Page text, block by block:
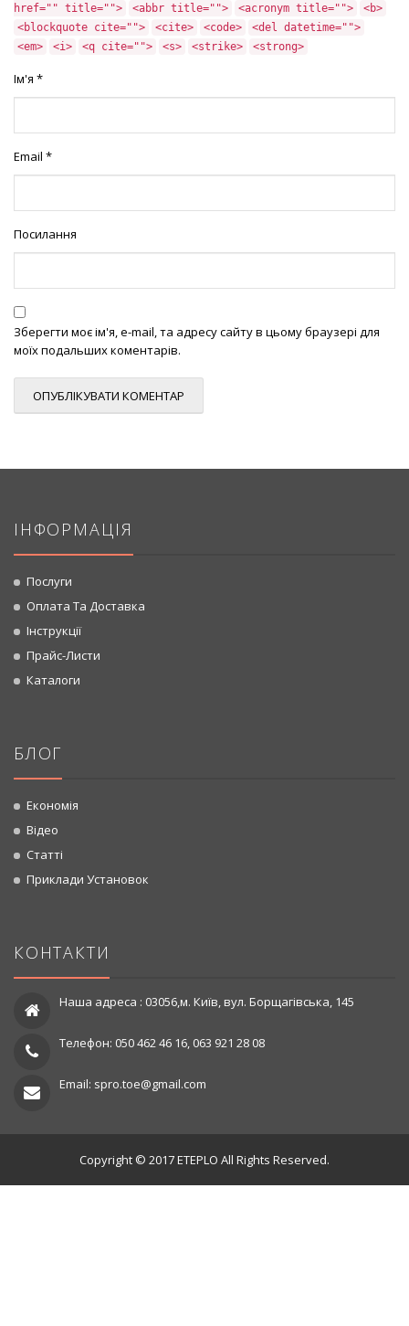
href="" title=""> <abbr title=""> <acronym title="">
<b>
<blockquote cite="">
<cite> <code>
<del datetime="">
<em>
<i> <q cite=""> <s> <strike> <strong>
Ім'я *
Email *
Посилання
Зберегти моє ім'я, e-mail, та адресу сайту в цьому браузері для
моїх подальших коментарів.
ІНФОРМАЦІЯ
Послуги
Оплата Та Доставка
Інструкції
Прайс-Листи
Каталоги
БЛОГ
Економія
Відео
Статті
Приклади Установок
КОНТАКТИ
Наша адреса : 03056,м. Київ, вул. Борщагівська, 145
Телефон: 050 462 46 16, 063 921 28 08
Email: spro.toe@gmail.com
Copyright © 2017 ETEPLO All Rights Reserved.